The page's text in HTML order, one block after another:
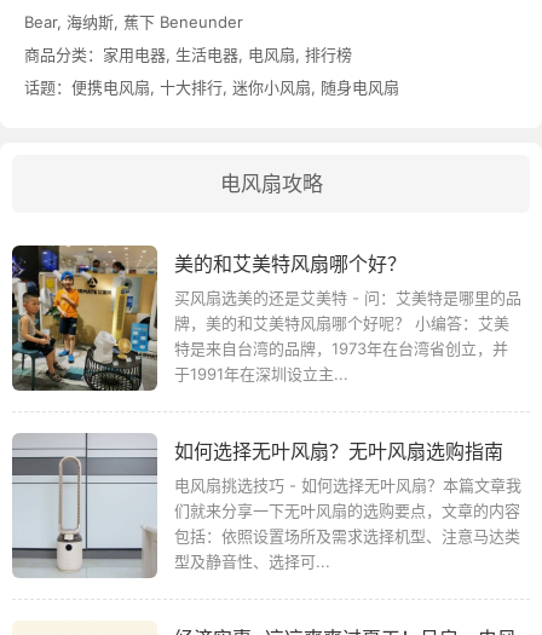
Bear, 海纳斯, 蕉下 Beneunder
商品分类： 家用电器, 生活电器, 电风扇, 排行榜
话题： 便携电风扇, 十大排行, 迷你小风扇, 随身电风扇
电风扇攻略
美的和艾美特风扇哪个好？
买风扇选美的还是艾美特 - 问：艾美特是哪里的品
牌，美的和艾美特风扇哪个好呢？ 小编答：艾美
特是来自台湾的品牌，1973年在台湾省创立，并
于1991年在深圳设立主...
如何选择无叶风扇？无叶风扇选购指南
电风扇挑选技巧 - 如何选择无叶风扇？本篇文章我
们就来分享一下无叶风扇的选购要点，文章的内容
包括：依照设置场所及需求选择机型、注意马达类
型及静音性、选择可...